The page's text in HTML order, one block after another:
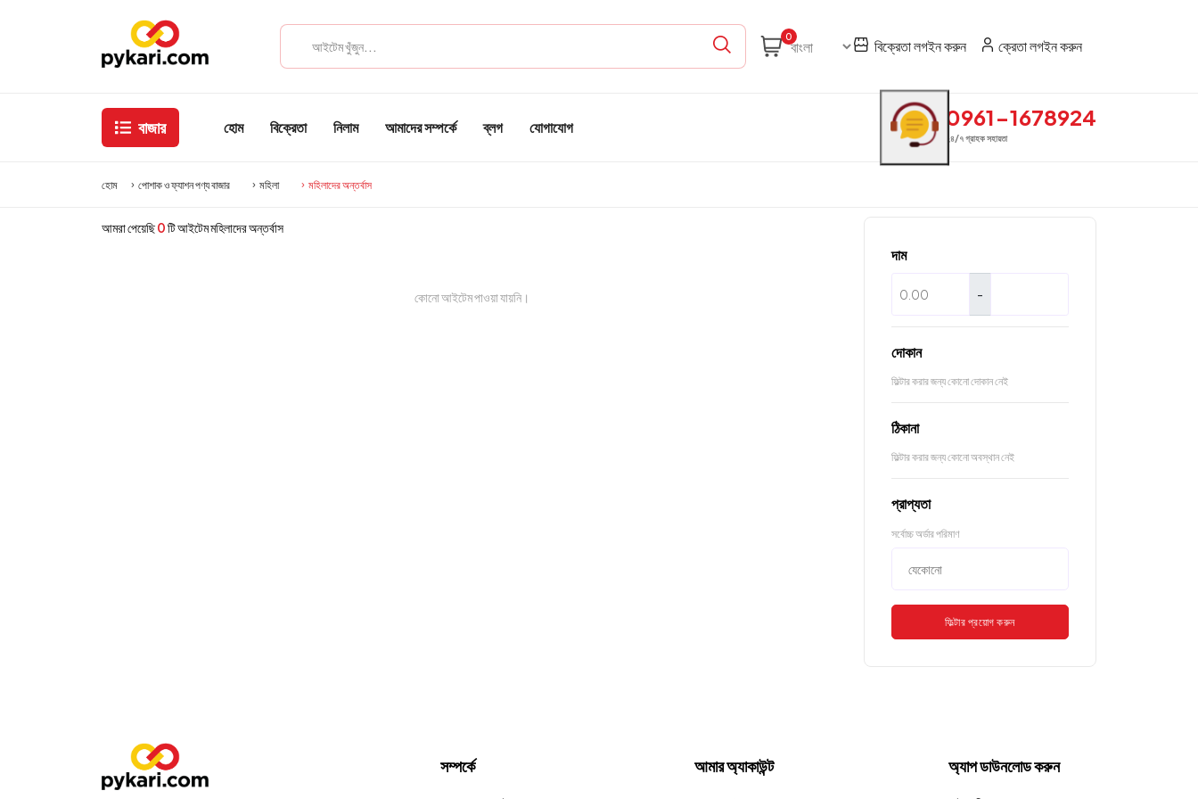
0
বিক্রেতা লগইন করুন ক্রেতা লগইন করুন
বাজার হোম বিক্রেতা নিলাম আমাদের সম্পর্কে ব্লগ যোগাযোগ 0961-1678924
২৪/৭ গ্রাহক সহায়তা
হোম পোশাক ও ফ্যাশন পণ্য বাজার মহিলা মহিলাদের অন্তর্বাস
আমরা পেয়েছি0টি আইটেম মহিলাদের অন্তর্বাস
কোনো আইটেম পাওয়া যায়নি।
দাম
-
দোকান
ফিল্টার করার জন্য কোনো দোকান নেই
ঠিকানা
ফিল্টার করার জন্য কোনো অবস্থান নেই
প্রাপ্যতা
সর্বোচ্চ অর্ডার পরিমাণ
ফিল্টার প্রয়োগ করুন
সম্পর্কে আমার অ্যাকাউন্ট অ্যাপ ডাউনলোড করুন